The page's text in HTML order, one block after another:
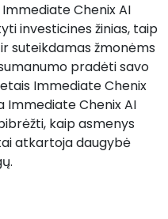
Chenix AI
investicines žinias, taip
suteikdamas žmonėms
pradėti savo
Immediate Chenix
Immediate Chenix AI
kaip asmenys
atkartoja daugybė